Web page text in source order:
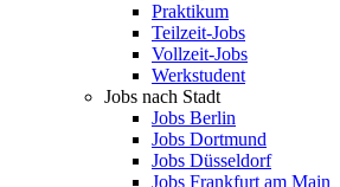
Praktikum
Teilzeit-Jobs
Vollzeit-Jobs
Werkstudent
Jobs nach Stadt
Jobs Berlin
Jobs Dortmund
Jobs Düsseldorf
Jobs Frankfurt am Main